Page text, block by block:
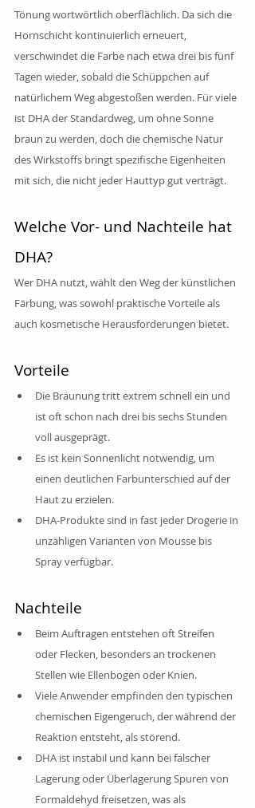
Tönung wortwörtlich oberflächlich. Da sich die
Hornschicht kontinuierlich erneuert,
verschwindet die Farbe nach etwa drei bis fünf
Tagen wieder, sobald die Schüppchen auf
natürlichem Weg abgestoßen werden. Für viele
ist DHA der Standardweg, um ohne Sonne
braun zu werden, doch die chemische Natur
des Wirkstoffs bringt spezifische Eigenheiten
mit sich, die nicht jeder Hauttyp gut verträgt.
Welche Vor- und Nachteile hat
DHA?
Wer DHA nutzt, wählt den Weg der künstlichen
Färbung, was sowohl praktische Vorteile als
auch kosmetische Herausforderungen bietet.
Vorteile
Die Bräunung tritt extrem schnell ein und
ist oft schon nach drei bis sechs Stunden
voll ausgeprägt.
Es ist kein Sonnenlicht notwendig, um
einen deutlichen Farbunterschied auf der
Haut zu erzielen.
DHA-Produkte sind in fast jeder Drogerie in
unzähligen Varianten von Mousse bis
Spray verfügbar.
Nachteile
Beim Auftragen entstehen oft Streifen
oder Flecken, besonders an trockenen
Stellen wie Ellenbogen oder Knien.
Viele Anwender empfinden den typischen
chemischen Eigengeruch, der während der
Reaktion entsteht, als störend.
DHA ist instabil und kann bei falscher
Lagerung oder Überlagerung Spuren von
Formaldehyd freisetzen, was als